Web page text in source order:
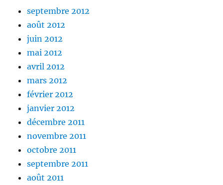
septembre 2012
août 2012
juin 2012
mai 2012
avril 2012
mars 2012
février 2012
janvier 2012
décembre 2011
novembre 2011
octobre 2011
septembre 2011
août 2011